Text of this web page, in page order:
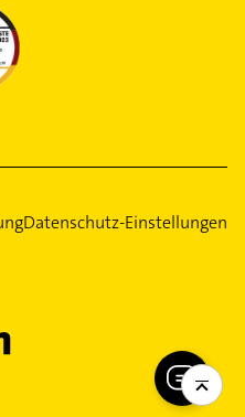
Datenschutz-Einstellungen